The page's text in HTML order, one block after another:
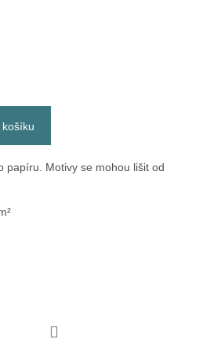
papíru. Motivy se mohou lišit od